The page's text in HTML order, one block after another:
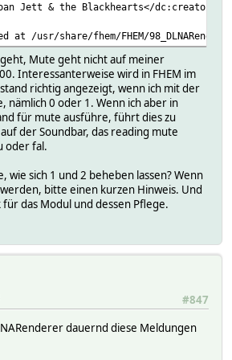
Jett & the Blackhearts</dc:creator>
at /usr/share/fhem/FHEM/
Mute geht nicht auf meiner
Interessanterweise wird in FHEM im
richtig angezeigt, wenn ich mit der
nämlich 0 oder 1. Wenn ich aber in
für mute ausführe, führt dies zu
der Soundbar, das reading mute
oder fal.
wie sich 1 und 2 beheben lassen? Wenn
bitte einen kurzen Hinweis. Und
das Modul und dessen Pflege.
#847
dauernd diese Meldungen